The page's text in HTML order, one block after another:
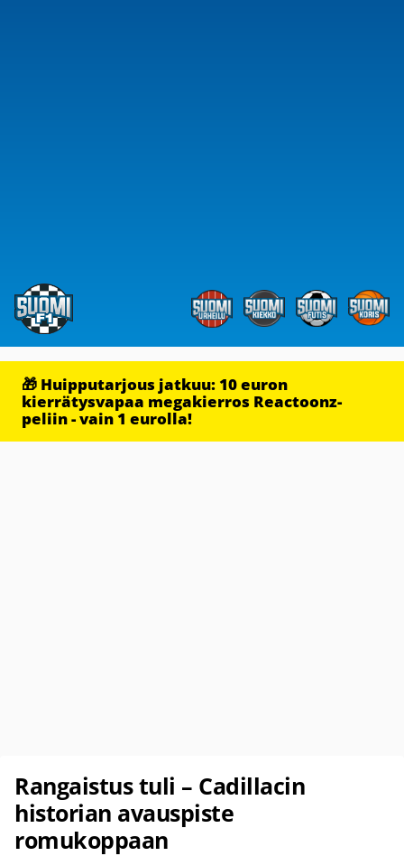
🎁 Huipputarjous jatkuu: 10 euron
kierrätysvapaa megakierros Reactoonz-
peliin - vain 1 eurolla!
Rangaistus tuli – Cadillacin
historian avauspiste
romukoppaan